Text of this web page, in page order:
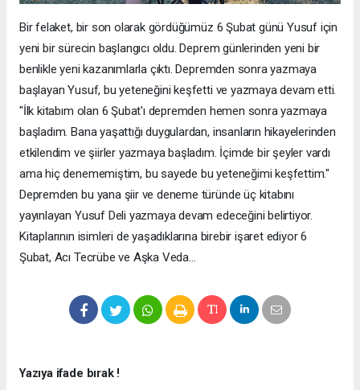
Bir felaket, bir son olarak gördüğümüz 6 Şubat günü Yusuf için
yeni bir sürecin başlangıcı oldu. Deprem günlerinden yeni bir
benlikle yeni kazanımlarla çıktı. Depremden sonra yazmaya
başlayan Yusuf, bu yeteneğini keşfetti ve yazmaya devam etti.
"İlk kitabım olan 6 Şubat'ı depremden hemen sonra yazmaya
başladım. Bana yaşattığı duygulardan, insanların hikayelerinden
etkilendim ve şiirler yazmaya başladım. İçimde bir şeyler vardı
ama hiç denememiştim, bu sayede bu yeteneğimi keşfettim."
Depremden bu yana şiir ve deneme türünde üç kitabını
yayınlayan Yusuf Deli yazmaya devam edeceğini belirtiyor.
Kitaplarının isimleri de yaşadıklarına birebir işaret ediyor 6
Şubat, Acı Tecrübe ve Aşka Veda...
Yazıya ifade bırak !